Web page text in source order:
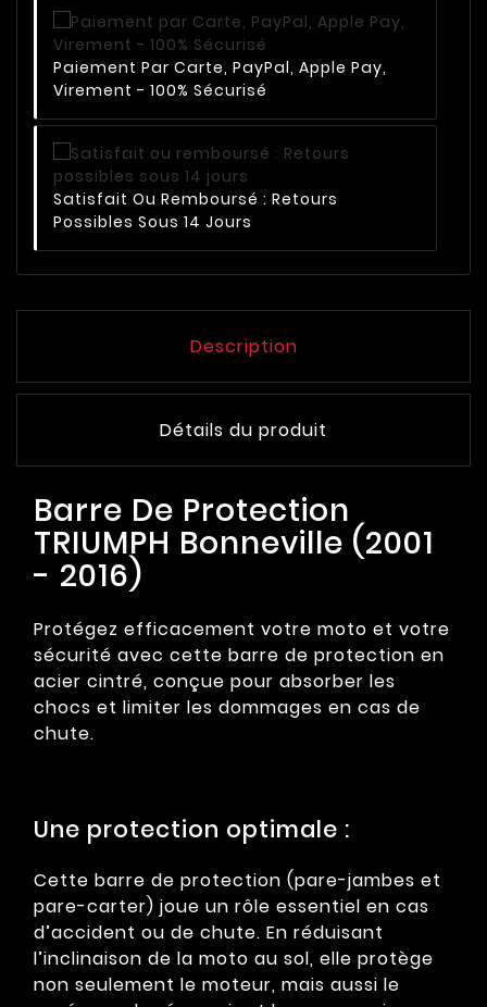
Paiement Par Carte, PayPal, Apple Pay,
Virement - 100% Sécurisé
Satisfait Ou Remboursé : Retours
Possibles Sous 14 Jours
Description
Détails du produit
Barre De Protection
TRIUMPH Bonneville (2001
- 2016)
Protégez efficacement votre moto et votre
sécurité avec cette barre de protection en
acier cintré, conçue pour absorber les
chocs et limiter les dommages en cas de
chute.
Une protection optimale :
Cette barre de protection (pare-jambes et
pare-carter) joue un rôle essentiel en cas
d’accident ou de chute. En réduisant
l’inclinaison de la moto au sol, elle protège
non seulement le moteur, mais aussi le